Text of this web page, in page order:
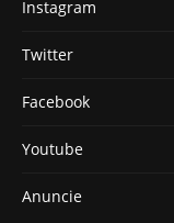
Instagram
Twitter
Facebook
Youtube
Anuncie